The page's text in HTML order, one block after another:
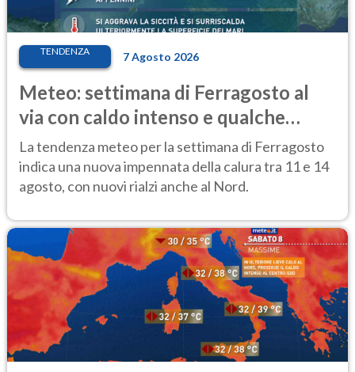
TENDENZA 7 Agosto 2026
Meteo: settimana di Ferragosto al
via con caldo intenso e qualche
temporale
La tendenza meteo per la settimana di Ferragosto
indica una nuova impennata della calura tra 11 e 14
agosto, con nuovi rialzi anche al Nord.